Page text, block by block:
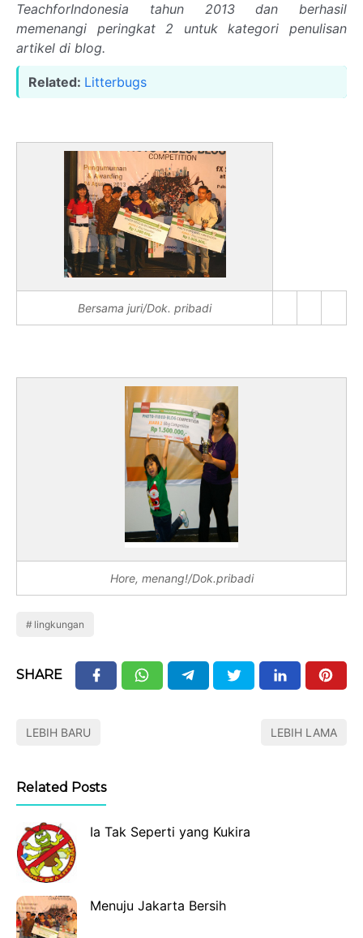
TeachforIndonesia tahun 2013 dan berhasil
memenangi peringkat 2 untuk kategori penulisan
artikel di blog.
Related: Litterbugs
Bersama juri/Dok. pribadi
Hore, menang!/Dok.pribadi
lingkungan
SHARE
LEBIH BARU LEBIH LAMA
Related Posts
Ia Tak Seperti yang Kukira
Menuju Jakarta Bersih